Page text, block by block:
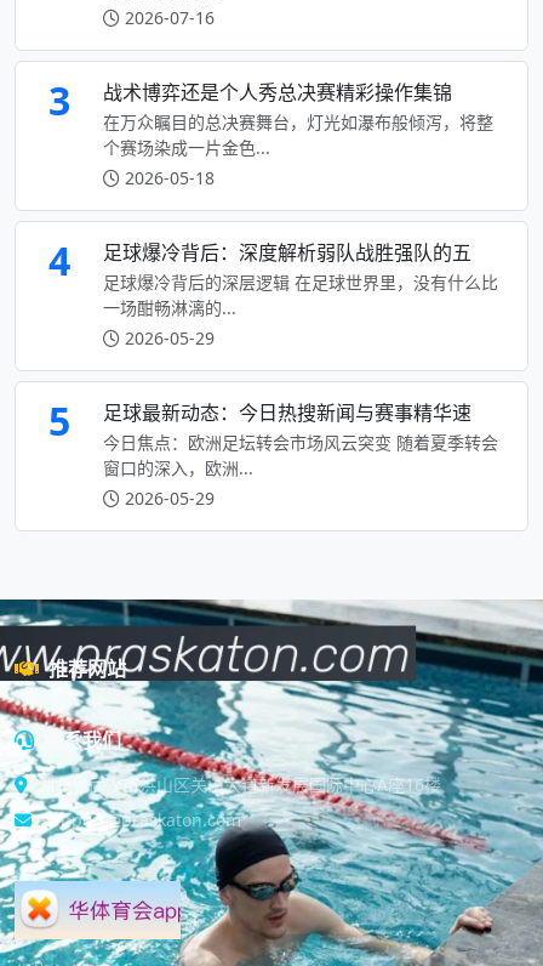
2026-07-16
3 战术博弈还是个人秀总决赛精彩操作集锦
在万众瞩目的总决赛舞台，灯光如瀑布般倾泻，将整
个赛场染成一片金色...
2026-05-18
4 足球爆冷背后：深度解析弱队战胜强队的五
足球爆冷背后的深层逻辑 在足球世界里，没有什么比
一场酣畅淋漓的...
2026-05-29
5 足球最新动态：今日热搜新闻与赛事精华速
今日焦点：欧洲足坛转会市场风云突变 随着夏季转会
窗口的深入，欧洲...
2026-05-29
推荐网站
联系我们
湖北省武汉市洪山区关山大道新发展国际中心A座16楼
support@praskaton.com